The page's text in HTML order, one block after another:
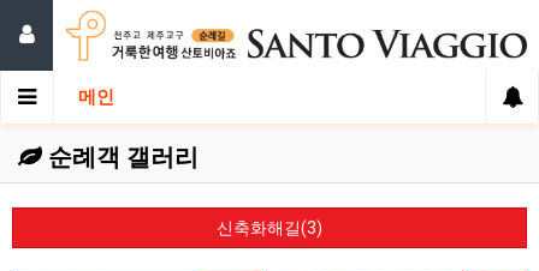
메인
순례객 갤러리
신축화해길(3)